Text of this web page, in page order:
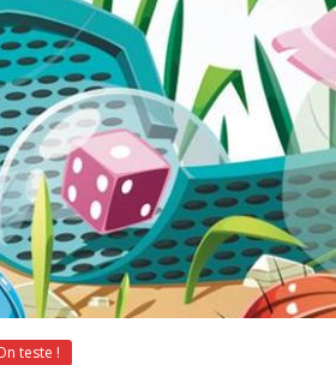
teste !